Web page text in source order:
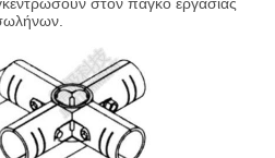
στον πάγκο εργασίας